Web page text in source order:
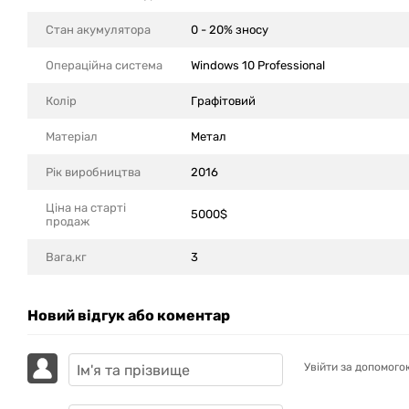
Стан акумулятора 0 - 20% зносу
Операційна система Windows 10 Professional
Колір Графітовий
Матеріал Метал
Рік виробництва 2016
Ціна на старті
продаж
5000$
Вага,кг 3
Новий відгук або коментар
Увійти за